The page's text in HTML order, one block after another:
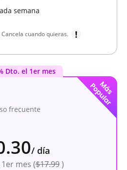
semana
cuando quieras.
Dto. el 1er mes
frecuente
/ día
mes ($17.99 )